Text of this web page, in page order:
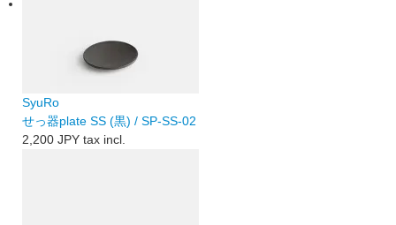
SyuRo
せっ器plate SS (黒) / SP-SS-02
2,200 JPY tax incl.